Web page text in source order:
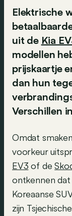
Elektrische
uit de Kia
modellen
prijskaartje
dan hun
Verschillen
Omdat
voorkeur
EV3 of de
ontkennen
Koreaanse
zijn